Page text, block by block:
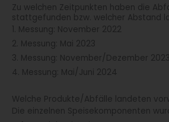
Zu welchen Zeitpunkten haben die
stattgefunden bzw. welcher Abstand
1. Messung: November 2022
2. Messung: Mai 2023
3. Messung: November/Dezember 2023
4. Messung: Mai/Juni 2024
Welche Produkte/Abfälle landeten
Die einzelnen Speisekomponenten